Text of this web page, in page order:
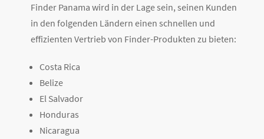
Finder Panama wird in der Lage sein, seinen Kunden
in den folgenden Ländern einen schnellen und
effizienten Vertrieb von Finder-Produkten zu bieten:
Costa Rica
Belize
El Salvador
Honduras
Nicaragua